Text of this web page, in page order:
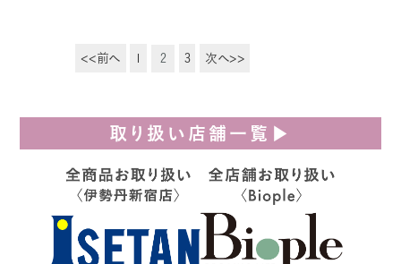
<<前へ 1 2 3 次へ>>
取り扱い店舗一覧▶